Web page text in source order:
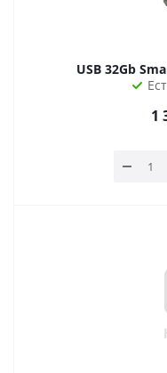
USB 32Gb
1